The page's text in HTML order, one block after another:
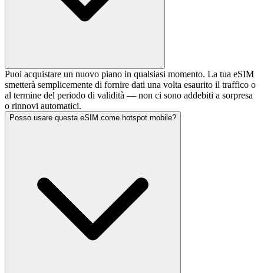
Puoi acquistare un nuovo piano in qualsiasi momento. La tua eSIM
smetterà semplicemente di fornire dati una volta esaurito il traffico o
al termine del periodo di validità — non ci sono addebiti a sorpresa
o rinnovi automatici.
Posso usare questa eSIM come hotspot mobile?